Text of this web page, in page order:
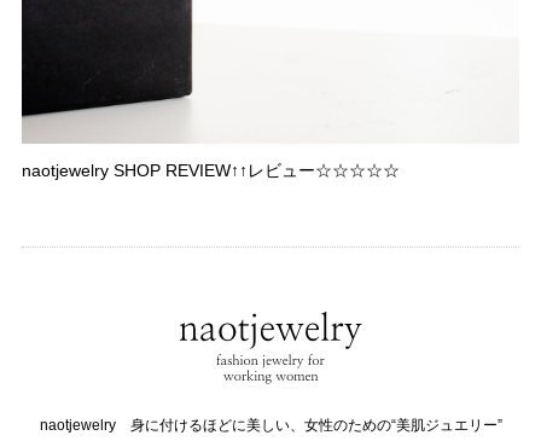
naotjewelry SHOP REVIEW↑↑レビュー☆☆☆☆☆
naotjewelry 身に付けるほどに美しい、女性のための“美肌ジュエリー”